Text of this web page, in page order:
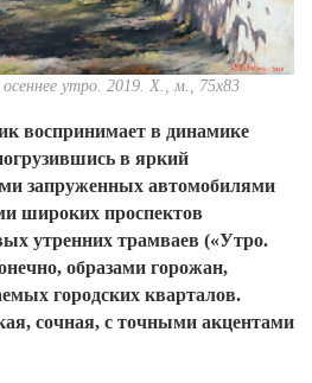
утро. 2019. Х., м., 75х83
воспринимает в динамике
в яркий
запруженных автомобилями
широких проспектов
утренних трамваев («Утро.
образами горожан,
городских кварталов.
сочная, с точными акцентами